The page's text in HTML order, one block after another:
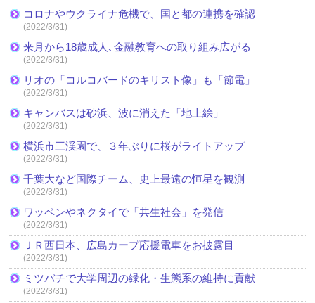
コロナやウクライナ危機で、国と都の連携を確認
(2022/3/31)
来月から18歳成人､金融教育への取り組み広がる
(2022/3/31)
リオの「コルコバードのキリスト像」も「節電」
(2022/3/31)
キャンバスは砂浜、波に消えた「地上絵」
(2022/3/31)
横浜市三渓園で、３年ぶりに桜がライトアップ
(2022/3/31)
千葉大など国際チーム、史上最遠の恒星を観測
(2022/3/31)
ワッペンやネクタイで「共生社会」を発信
(2022/3/31)
ＪＲ西日本、広島カープ応援電車をお披露目
(2022/3/31)
ミツバチで大学周辺の緑化・生態系の維持に貢献
(2022/3/31)